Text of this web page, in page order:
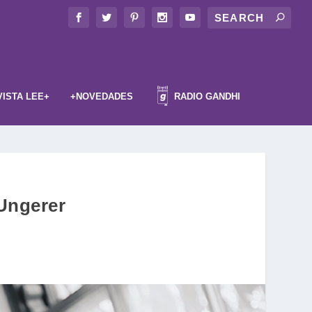
LEE+ +NOVEDADES RADIO GANDHI